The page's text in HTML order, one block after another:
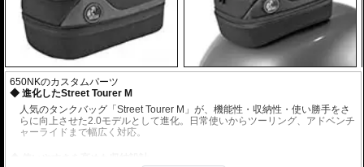
650NKのカスタムパーツ
進化したStreet Tourer M
人気のタンクバッグ「Street Tourer M」が、機能性・収納性・使い勝手をさ
らに向上させた2.0モデルとして進化。日常使いからツーリング、アドベンチ
ャーライドまで幅広く対応。